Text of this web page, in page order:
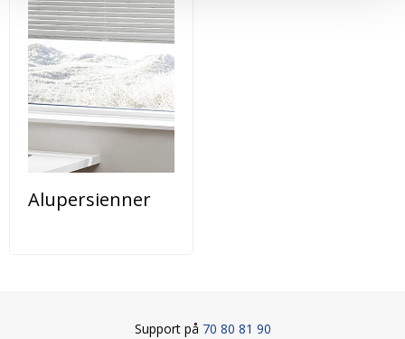
Alupersienner
Support på 70 80 81 90